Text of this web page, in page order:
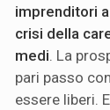
imprenditori
crisi della
medi. La
pari passo
essere liberi. E